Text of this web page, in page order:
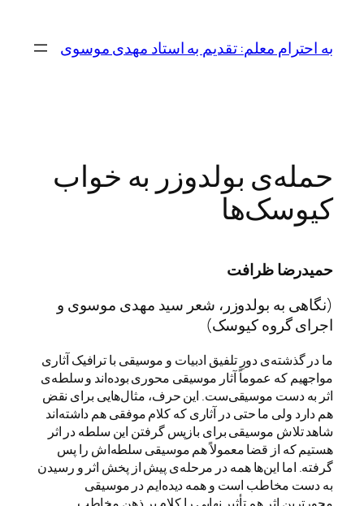
محتوابه احترام معلم: تقدیم به استاد مهدی موسوی
حمله‌ی بولدوزر به خواب
کیوسک‌ها
حمیدرضا ظرافت
(نگاهی به بولدوزر، شعر سید مهدی موسوی و
اجرای گروه کیوسک)
ما در گذشته‌ی دورِ تلفیق ادبیات و موسیقی با ترافیک آثاری
مواجهیم که عموماً آثار موسیقی محوری بوده‌اند و سلطه‌ی
اثر به دست موسیقی‌ست. این حرف، مثال‌هایی برای نقض
هم دارد ولی ما حتی در آثاری که کلام موفقی هم داشته‌اند
شاهد تلاش موسیقی برای بازپس گرفتن این سلطه در اثر
هستیم که از قضا معمولاً هم موسیقی سلطه‌اش را پس
گرفته. اما این‌ها همه در مرحله‌ی پیش از پخش اثر و رسیدن
به دست مخاطب است و همه دیده‌ایم در موسیقی
محورترین اثر هم تأثیر نهایی را کلام بر ذهن مخاطب